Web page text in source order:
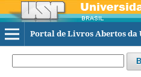
Portal de Livros Abertos da